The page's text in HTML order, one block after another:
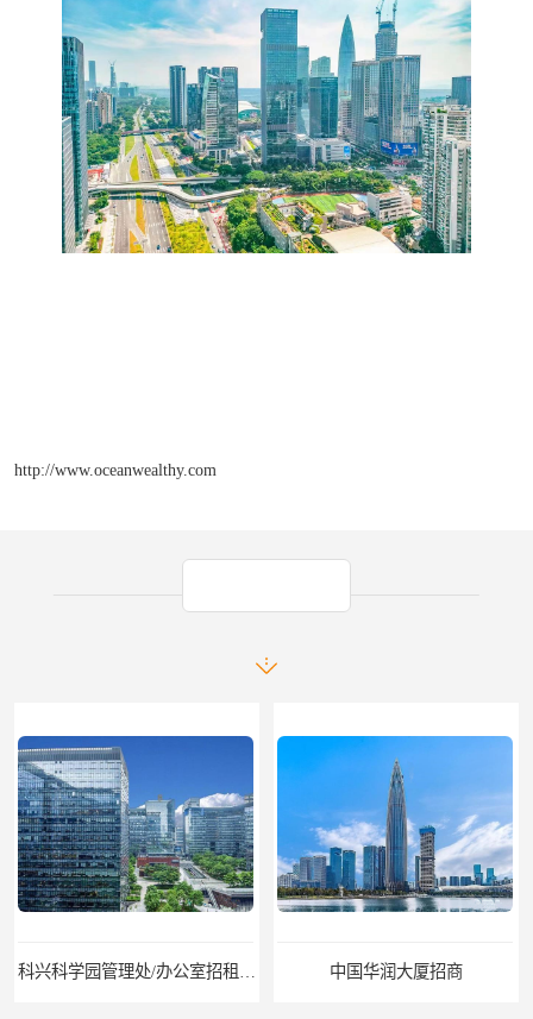
http://www.oceanwealthy.com
科兴科学园管理处/办公室招租/租金价格 中国华润大厦招商